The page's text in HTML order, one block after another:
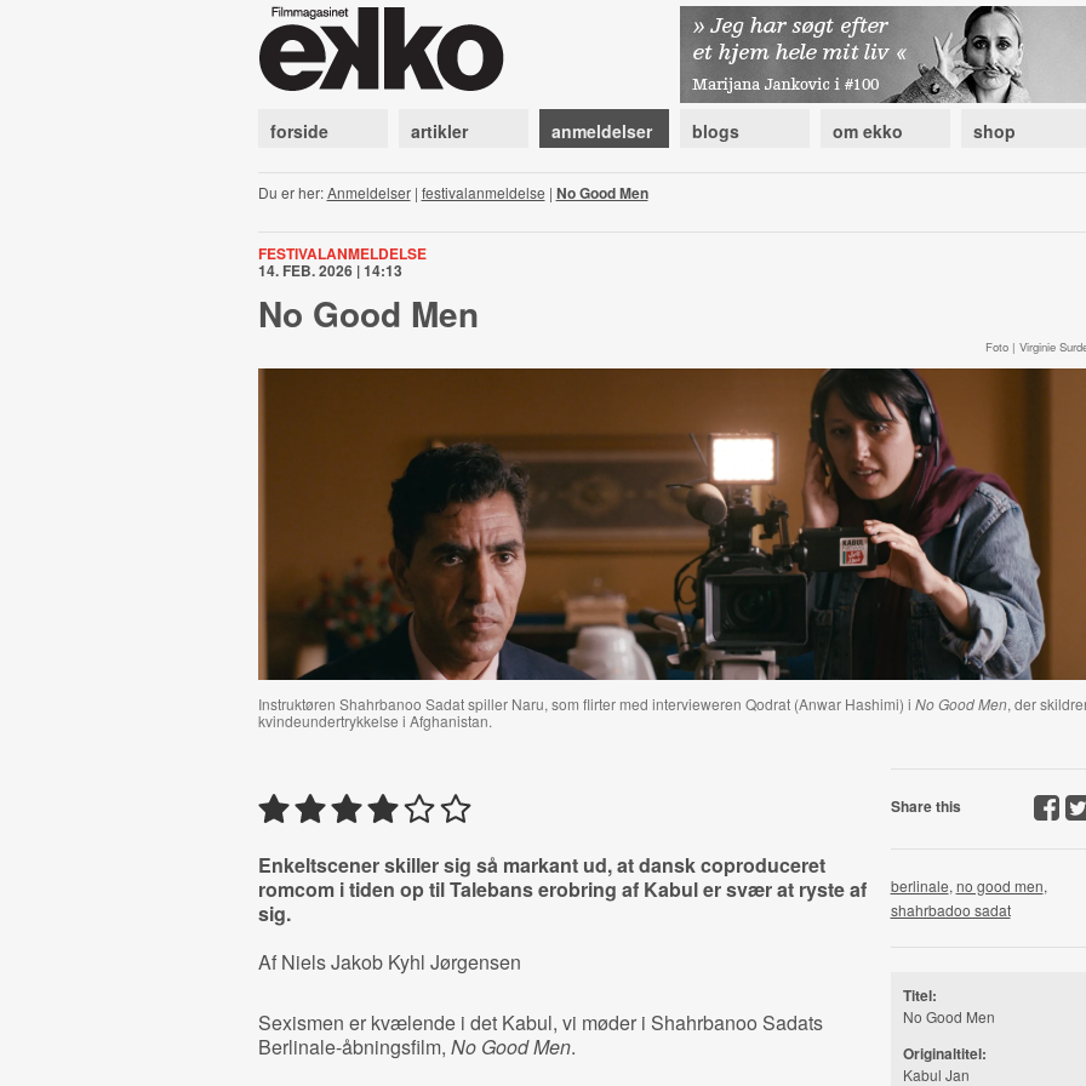
forside artikler anmeldelser blogs om ekko shop
Du er her:Anmeldelser| festivalanmeldelse | No Good Men
FESTIVALANMELDELSE
14. FEB. 2026 | 14:13
No Good Men
Foto | Virginie
Instruktøren Shahrbanoo Sadat spiller Naru, som flirter med intervieweren Qodrat (Anwar Hashimi) i No Good Men, der
kvindeundertrykkelse i Afghanistan.
Enkeltscener skiller sig så markant ud, at dansk coproduceret
romcom i tiden op til Talebans erobring af Kabul er svær at ryste af
sig.
Af Niels Jakob Kyhl Jørgensen
Sexismen er kvælende i det Kabul, vi møder i Shahrbanoo Sadats
Berlinale-åbningsfilm, No Good Men.
Share this
berlinale, no good men,
shahrbadoo sadat
Titel:
No Good Men
Originaltitel:
Kabul Jan